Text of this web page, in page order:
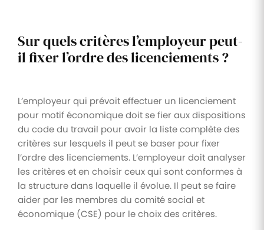
Sur quels critères l’employeur peut-
il fixer l’ordre des licenciements ?
L’employeur qui prévoit effectuer un licenciement
pour motif économique doit se fier aux dispositions
du code du travail pour avoir la liste complète des
critères sur lesquels il peut se baser pour fixer
l’ordre des licenciements. L’employeur doit analyser
les critères et en choisir ceux qui sont conformes à
la structure dans laquelle il évolue. Il peut se faire
aider par les membres du comité social et
économique (CSE) pour le choix des critères.